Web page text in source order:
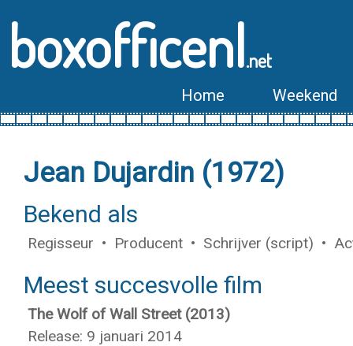
boxofficenl.net
Home Weekend
Jean Dujardin (1972)
Bekend als
Regisseur • Producent • Schrijver (script) •
Meest succesvolle film
The Wolf of Wall Street (2013)
Release: 9 januari 2014